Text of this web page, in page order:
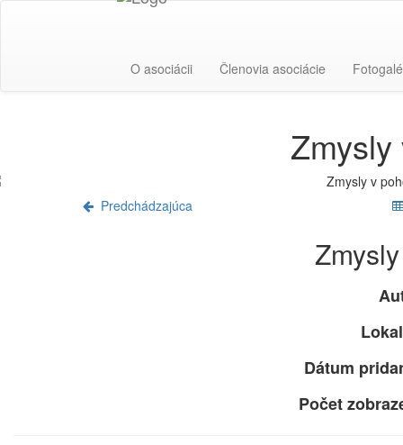
O asociácii Členovia asociácie
Predchádzajúca
Dátum
Počet